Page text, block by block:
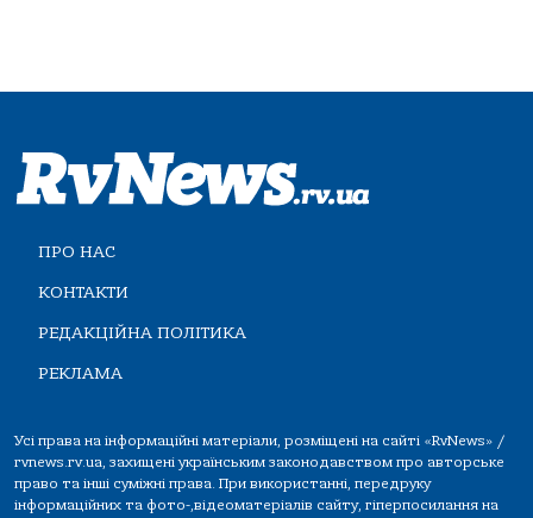
ПРО НАС
КОНТАКТИ
РЕДАКЦІЙНА ПОЛІТИКА
РЕКЛАМА
Усі права на інформаційні матеріали, розміщені на сайті «RvNews» /
rvnews.rv.ua, захищені українським законодавством про авторське
право та інші суміжні права. При використанні, передруку
інформаційних та фото-,відеоматеріалів сайту, гіперпосилання на